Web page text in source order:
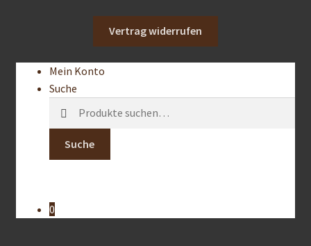
Vertrag widerrufen
Mein Konto
Suche
Suche
0